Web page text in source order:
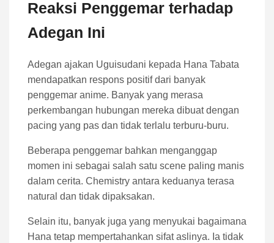
Reaksi Penggemar terhadap
Adegan Ini
Adegan ajakan Uguisudani kepada Hana Tabata
mendapatkan respons positif dari banyak
penggemar anime. Banyak yang merasa
perkembangan hubungan mereka dibuat dengan
pacing yang pas dan tidak terlalu terburu-buru.
Beberapa penggemar bahkan menganggap
momen ini sebagai salah satu scene paling manis
dalam cerita. Chemistry antara keduanya terasa
natural dan tidak dipaksakan.
Selain itu, banyak juga yang menyukai bagaimana
Hana tetap mempertahankan sifat aslinya. Ia tidak